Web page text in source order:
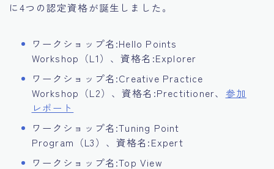
に4つの認定資格が誕生しました。
ワークショップ名:Hello Points
Workshop（L1）、資格名:Explorer
ワークショップ名:Creative Practice
Workshop（L2）、資格名:Prectitioner、 参加
レポート
ワークショップ名:Tuning Point
Program（L3）、資格名:Expert
ワークショップ名:Top View